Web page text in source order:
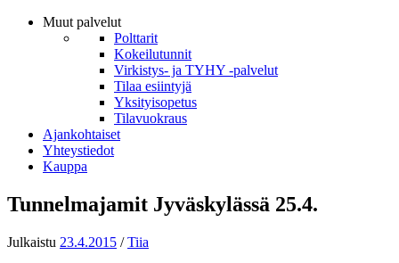
Muut palvelut
Polttarit
Kokeilutunnit
Virkistys- ja TYHY -palvelut
Tilaa esiintyjä
Yksityisopetus
Tilavuokraus
Ajankohtaiset
Yhteystiedot
Kauppa
Tunnelmajamit Jyväskylässä 25.4.
Julkaistu 23.4.2015 /Tiia